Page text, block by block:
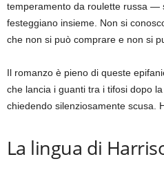
temperamento da roulette russa —
festeggiano insieme. Non si
che non si può comprare e non si
Il romanzo è pieno di queste
che lancia i guanti tra i tifosi dopo
chiedendo silenziosamente scusa.
La lingua di